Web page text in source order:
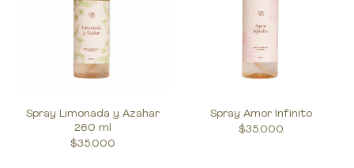
Spray Limonada y Azahar
260 ml
$35.000
Spray Amor Infinito
$35.000